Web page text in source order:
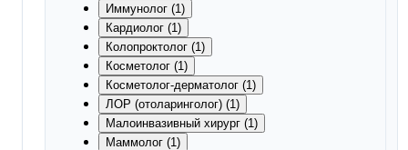
Иммунолог (1)
Кардиолог (1)
Колопроктолог (1)
Косметолог (1)
Косметолог-дерматолог (1)
ЛОР (отоларинголог) (1)
Малоинвазивный хирург (1)
Маммолог (1)